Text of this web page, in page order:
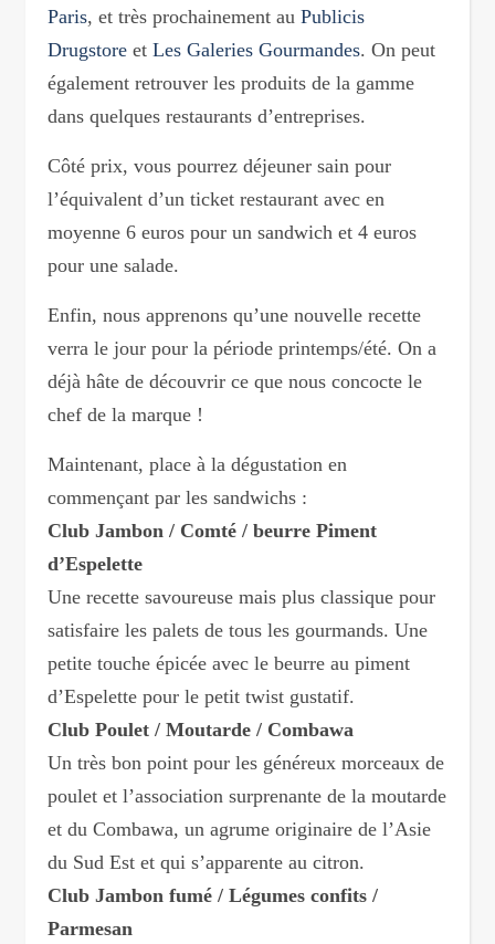
Paris, et très prochainement au Publicis
Drugstore et Les Galeries Gourmandes. On peut
également retrouver les produits de la gamme
dans quelques restaurants d’entreprises.
Côté prix, vous pourrez déjeuner sain pour
l’équivalent d’un ticket restaurant avec en
moyenne 6 euros pour un sandwich et 4 euros
pour une salade.
Enfin, nous apprenons qu’une nouvelle recette
verra le jour pour la période printemps/été. On a
déjà hâte de découvrir ce que nous concocte le
chef de la marque !
Maintenant, place à la dégustation en
commençant par les sandwichs :
Club Jambon / Comté / beurre Piment
d’Espelette
Une recette savoureuse mais plus classique pour
satisfaire les palets de tous les gourmands. Une
petite touche épicée avec le beurre au piment
d’Espelette pour le petit twist gustatif.
Club Poulet / Moutarde / Combawa
Un très bon point pour les généreux morceaux de
poulet et l’association surprenante de la moutarde
et du Combawa, un agrume originaire de l’Asie
du Sud Est et qui s’apparente au citron.
Club Jambon fumé / Légumes confits /
Parmesan